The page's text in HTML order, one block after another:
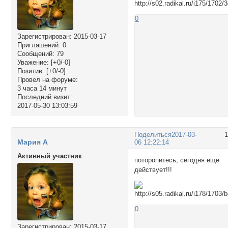
Зарегистрирован: 2015-03-17
Приглашений: 0
Сообщений: 79
Уважение: [+0/-0]
Позитив: [+0/-0]
Провел на форуме:
3 часа 14 минут
Последний визит:
2017-05-30 13:03:59
0
Поделиться2017-03-
06 12:22:14
Мария А
Активный участник
поторопитесь, сегодня еще
действует!!!
0